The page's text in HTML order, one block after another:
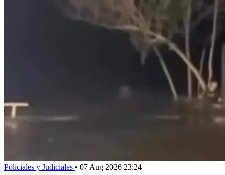
Policiales y Judiciales • 07 Aug 2026 23:24